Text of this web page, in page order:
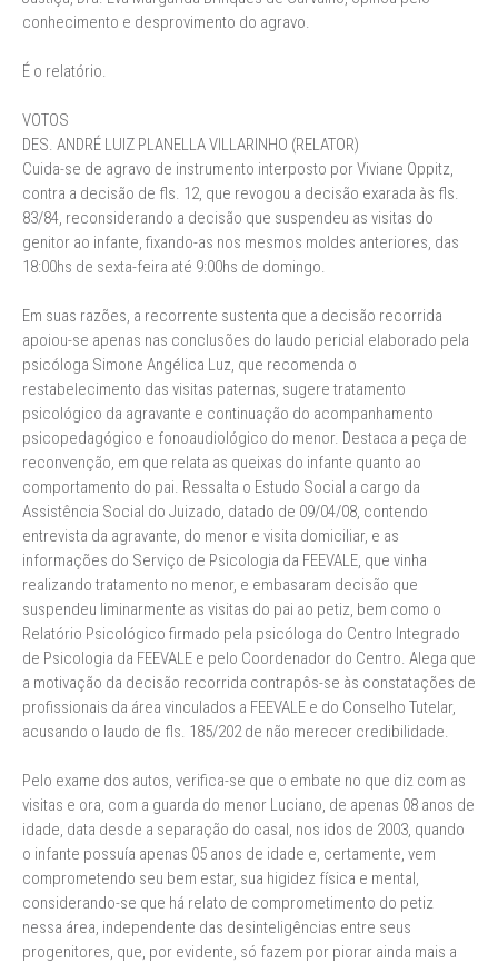
conhecimento e desprovimento do agravo.
É o relatório.
VOTOS
DES. ANDRÉ LUIZ PLANELLA VILLARINHO (RELATOR)
Cuida-se de agravo de instrumento interposto por Viviane Oppitz,
contra a decisão de fls. 12, que revogou a decisão exarada às fls.
83/84, reconsiderando a decisão que suspendeu as visitas do
genitor ao infante, fixando-as nos mesmos moldes anteriores, das
18:00hs de sexta-feira até 9:00hs de domingo.
Em suas razões, a recorrente sustenta que a decisão recorrida
apoiou-se apenas nas conclusões do laudo pericial elaborado pela
psicóloga Simone Angélica Luz, que recomenda o
restabelecimento das visitas paternas, sugere tratamento
psicológico da agravante e continuação do acompanhamento
psicopedagógico e fonoaudiológico do menor. Destaca a peça de
reconvenção, em que relata as queixas do infante quanto ao
comportamento do pai. Ressalta o Estudo Social a cargo da
Assistência Social do Juizado, datado de 09/04/08, contendo
entrevista da agravante, do menor e visita domiciliar, e as
informações do Serviço de Psicologia da FEEVALE, que vinha
realizando tratamento no menor, e embasaram decisão que
suspendeu liminarmente as visitas do pai ao petiz, bem como o
Relatório Psicológico firmado pela psicóloga do Centro Integrado
de Psicologia da FEEVALE e pelo Coordenador do Centro. Alega que
a motivação da decisão recorrida contrapôs-se às constatações de
profissionais da área vinculados a FEEVALE e do Conselho Tutelar,
acusando o laudo de fls. 185/202 de não merecer credibilidade.
Pelo exame dos autos, verifica-se que o embate no que diz com as
visitas e ora, com a guarda do menor Luciano, de apenas 08 anos de
idade, data desde a separação do casal, nos idos de 2003, quando
o infante possuía apenas 05 anos de idade e, certamente, vem
comprometendo seu bem estar, sua higidez física e mental,
considerando-se que há relato de comprometimento do petiz
nessa área, independente das desinteligências entre seus
progenitores, que, por evidente, só fazem por piorar ainda mais a